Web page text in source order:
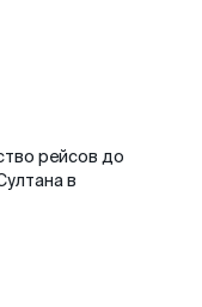
рейсов до
в